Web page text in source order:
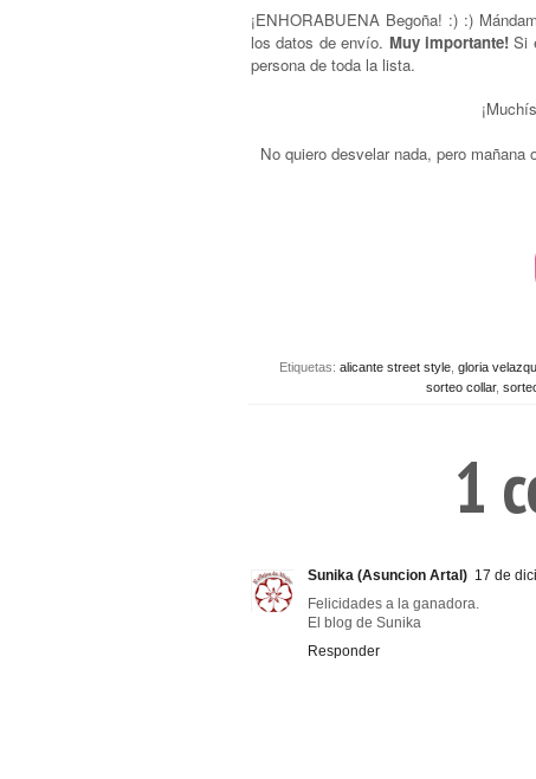
¡ENHORABUENA Begoña! :) :)
los datos de envío. Muy importante! Si
persona de toda la lista.
No quiero desvelar nada, pero
Etiquetas: alicante street style, gloria
sorteo collar,
1
Sunika (Asuncion Artal) 17 de
Felicidades a la ganadora.
El blog de Sunika
Responder